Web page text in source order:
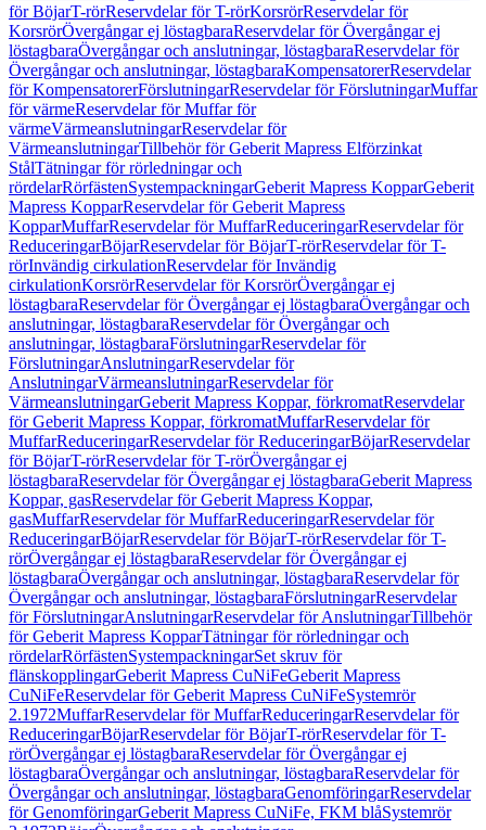
för BöjarT-rörReservdelar för T-rörKorsrörReservdelar för
KorsrörÖvergångar ej löstagbaraReservdelar för Övergångar ej
löstagbaraÖvergångar och anslutningar, löstagbaraReservdelar för
Övergångar och anslutningar, löstagbaraKompensatorerReservdelar
för KompensatorerFörslutningarReservdelar för FörslutningarMuffar
för värmeReservdelar för Muffar för
värmeVärmeanslutningarReservdelar för
VärmeanslutningarTillbehör för Geberit Mapress Elförzinkat
StålTätningar för rörledningar och
rördelarRörfästenSystempackningarGeberit Mapress KopparGeberit
Mapress KopparReservdelar för Geberit Mapress
KopparMuffarReservdelar för MuffarReduceringarReservdelar för
ReduceringarBöjarReservdelar för BöjarT-rörReservdelar för T-
rörInvändig cirkulationReservdelar för Invändig
cirkulationKorsrörReservdelar för KorsrörÖvergångar ej
löstagbaraReservdelar för Övergångar ej löstagbaraÖvergångar och
anslutningar, löstagbaraReservdelar för Övergångar och
anslutningar, löstagbaraFörslutningarReservdelar för
FörslutningarAnslutningarReservdelar för
AnslutningarVärmeanslutningarReservdelar för
VärmeanslutningarGeberit Mapress Koppar, förkromatReservdelar
för Geberit Mapress Koppar, förkromatMuffarReservdelar för
MuffarReduceringarReservdelar för ReduceringarBöjarReservdelar
för BöjarT-rörReservdelar för T-rörÖvergångar ej
löstagbaraReservdelar för Övergångar ej löstagbaraGeberit Mapress
Koppar, gasReservdelar för Geberit Mapress Koppar,
gasMuffarReservdelar för MuffarReduceringarReservdelar för
ReduceringarBöjarReservdelar för BöjarT-rörReservdelar för T-
rörÖvergångar ej löstagbaraReservdelar för Övergångar ej
löstagbaraÖvergångar och anslutningar, löstagbaraReservdelar för
Övergångar och anslutningar, löstagbaraFörslutningarReservdelar
för FörslutningarAnslutningarReservdelar för AnslutningarTillbehör
för Geberit Mapress KopparTätningar för rörledningar och
rördelarRörfästenSystempackningarSet skruv för
flänskopplingarGeberit Mapress CuNiFeGeberit Mapress
CuNiFeReservdelar för Geberit Mapress CuNiFeSystemrör
2.1972MuffarReservdelar för MuffarReduceringarReservdelar för
ReduceringarBöjarReservdelar för BöjarT-rörReservdelar för T-
rörÖvergångar ej löstagbaraReservdelar för Övergångar ej
löstagbaraÖvergångar och anslutningar, löstagbaraReservdelar för
Övergångar och anslutningar, löstagbaraGenomföringarReservdelar
för GenomföringarGeberit Mapress CuNiFe, FKM blåSystemrör